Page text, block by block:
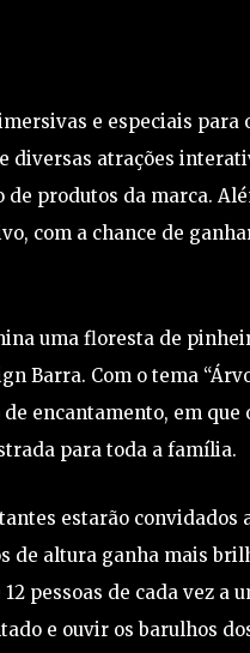
e especiais para
diversas atrações
de produtos da marca.
com a chance de
uma floresta de
Barra. Com o tema
encantamento, em que
para toda a família.
estarão convidados
de altura ganha mais
pessoas de cada vez a
e ouvir os barulhos